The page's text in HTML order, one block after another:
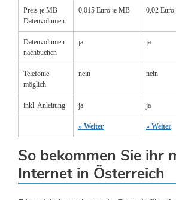
Preis je MB
Datenvolumen
0,015 Euro je MB 0,02
Datenvolumen
nachbuchen
ja ja
Telefonie
möglich
nein nein
inkl. Anleitung ja ja
» Weiter » Weiter
So bekommen Sie ihr
Internet in Österreich